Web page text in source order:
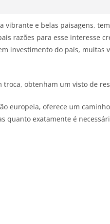
vibrante e belas paisagens,
razões para esse interesse
investimento do país, muitas
obtenham um visto de
europeia, oferece um
quanto exatamente é